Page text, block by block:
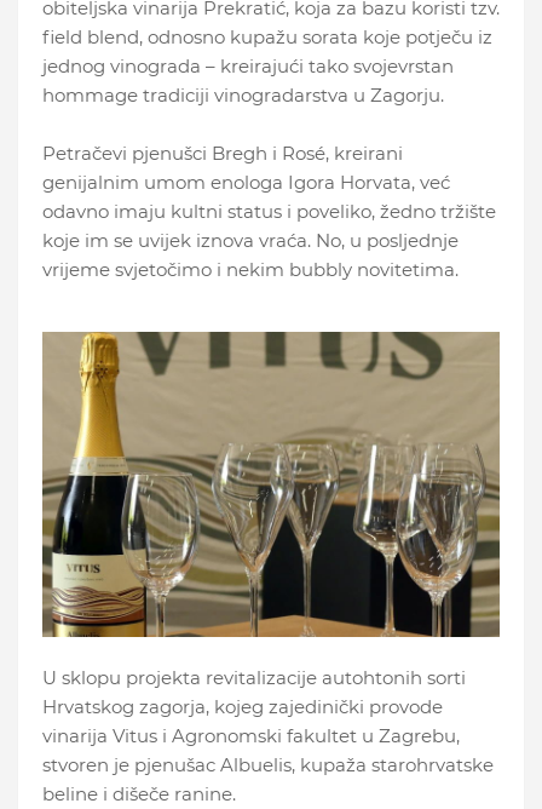
obiteljska vinarija Prekratić, koja za bazu koristi tzv.
field blend, odnosno kupažu sorata koje potječu iz
jednog vinograda – kreirajući tako svojevrstan
hommage tradiciji vinogradarstva u Zagorju.
Petračevi pjenušci Bregh i Rosé, kreirani
genijalnim umom enologa Igora Horvata, već
odavno imaju kultni status i poveliko, žedno tržište
koje im se uvijek iznova vraća. No, u posljednje
vrijeme svjetočimo i nekim bubbly novitetima.
U sklopu projekta revitalizacije autohtonih sorti
Hrvatskog zagorja, kojeg zajedinički provode
vinarija Vitus i Agronomski fakultet u Zagrebu,
stvoren je pjenušac Albuelis, kupaža starohrvatske
beline i dišeče ranine.